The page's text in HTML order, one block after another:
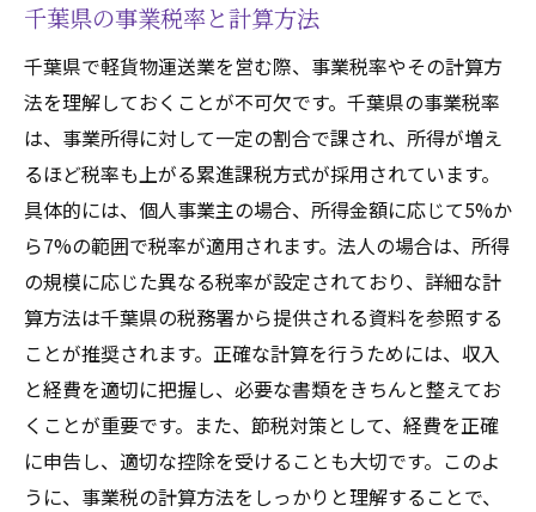
千葉県の事業税率と計算方法
千葉県で軽貨物運送業を営む際、事業税率やその計算方
法を理解しておくことが不可欠です。千葉県の事業税率
は、事業所得に対して一定の割合で課され、所得が増え
るほど税率も上がる累進課税方式が採用されています。
具体的には、個人事業主の場合、所得金額に応じて5%か
ら7%の範囲で税率が適用されます。法人の場合は、所得
の規模に応じた異なる税率が設定されており、詳細な計
算方法は千葉県の税務署から提供される資料を参照する
ことが推奨されます。正確な計算を行うためには、収入
と経費を適切に把握し、必要な書類をきちんと整えてお
くことが重要です。また、節税対策として、経費を正確
に申告し、適切な控除を受けることも大切です。このよ
うに、事業税の計算方法をしっかりと理解することで、